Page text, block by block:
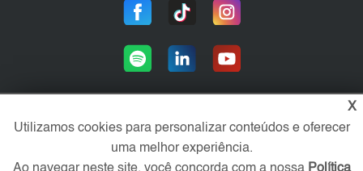
acesse sua conta:
X
Utilizamos cookies para personalizar conteúdos e oferecer
uma melhor experiência.